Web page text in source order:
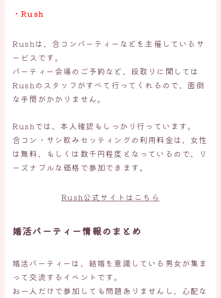
・Rush
Rushは、合コンパーティーなどを主催しているサ
ービスです。
パーティー会場のご予約など、段取りに関しては
Rushのスタッフがすべて行ってくれるので、面倒
な手間がかかりません。
Rushでは、本人確認もしっかり行っています。
合コン・サシ飲みセッティングの利用料金は、女性
は無料、もしくは数千円程度となっているので、リ
ーズナブルな価格で参加できます。
Rush公式サイトはこちら
婚活パーティー情報のまとめ
婚活パーティーは、結婚を意識している男女が集ま
って交流するイベントです。
お一人だけで参加しても問題ありませんし、心配な